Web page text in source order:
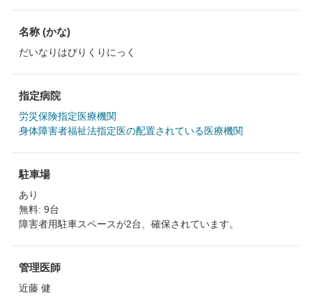
名称 (かな)
だいなりはびりくりにっく
指定病院
労災保険指定医療機関
身体障害者福祉法指定医の配置されている医療機関
駐車場
あり
無料: 9台
障害者用駐車スペースが2台、確保されています。
管理医師
近藤 健